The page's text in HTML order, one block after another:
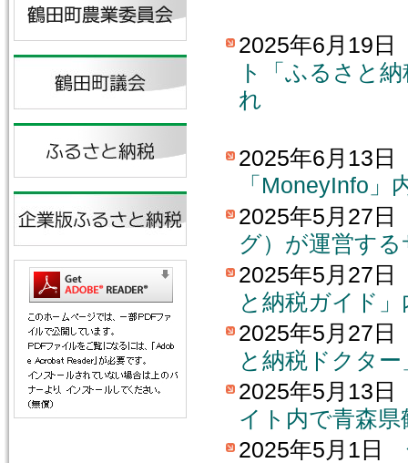
2025年6月19
ト「ふるさと
れ
2025年6月13
「MoneyInfo
2025年5月27
グ）が運営す
2025年5月27
と納税ガイド
2025年5月27
と納税ドクタ
2025年5月13
イト内で青森
2025年5月1日